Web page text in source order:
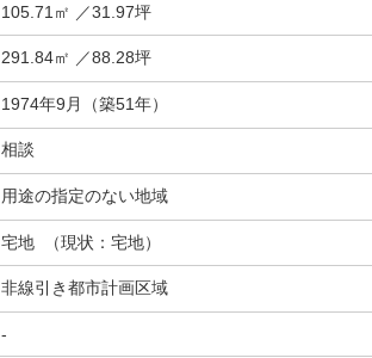
105.71㎡ ／31.97坪
291.84㎡ ／88.28坪
1974年9月（築51年）
相談
用途の指定のない地域
宅地 （現状：宅地）
非線引き都市計画区域
-